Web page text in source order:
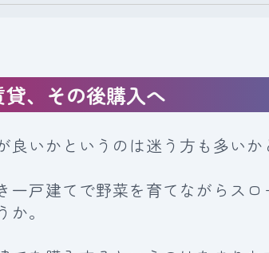
、その後購入へ
いかというのは迷う方も多いか
一戸建てで野菜を育てながらス
。